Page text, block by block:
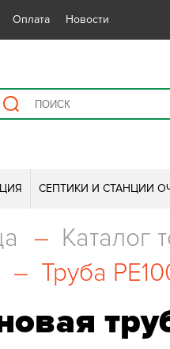
Оплата Новости
СЕПТИКИ И СТАНЦИИ
– Каталог
– Труба